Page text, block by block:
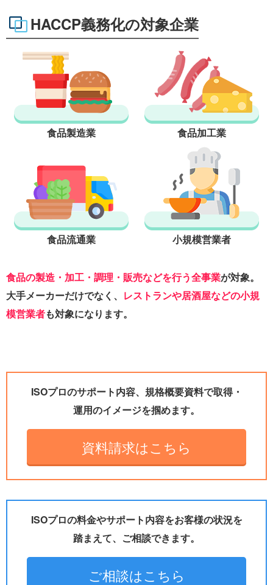
HACCP義務化の対象企業
食品製造業 食品加工業
食品流通業 小規模営業者
食品の製造・加工・調理・販売などを行う全事業が対象。
大手メーカーだけでなく、 レストランや居酒屋などの小規
模営業者も対象になります。
ISOプロのサポート内容、規格概要資料で取得・
運用のイメージを掴めます。
資料請求はこちら
ISOプロの料金やサポート内容をお客様の状況を
踏まえて、ご相談できます。
ご相談はこちら